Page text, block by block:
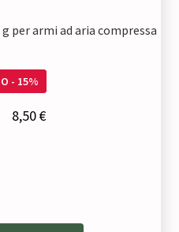
per armi ad aria compressa
- 15%
8,50€